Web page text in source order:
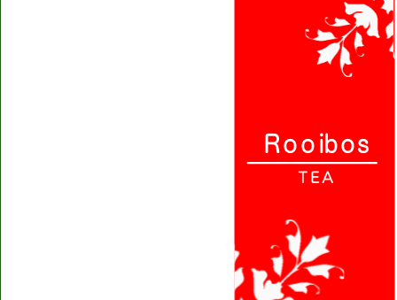
Roo ibos
T E A